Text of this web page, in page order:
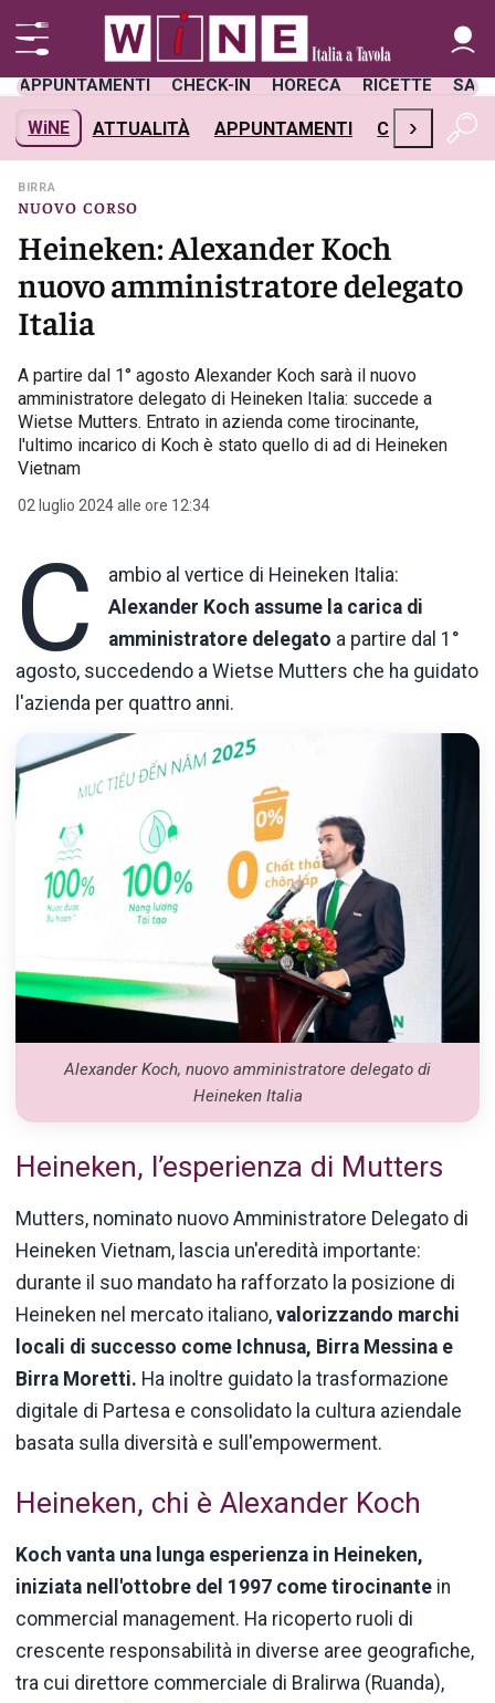
APPUNTAMENTI CHECK-IN HORECA RICETTE
WiNE ATTUALITÀ APPUNTAMENTI CHECK-IN
›
NUOVO CORSO
BIRRA
Heineken: Alexander Koch
nuovo amministratore delegato
Italia
A partire dal 1° agosto Alexander Koch sarà il nuovo
amministratore delegato di Heineken Italia: succede a
Wietse Mutters. Entrato in azienda come tirocinante,
l'ultimo incarico di Koch è stato quello di ad di Heineken
Vietnam
02 luglio 2024 alle ore 12:34
C
ambio al vertice di Heineken Italia:
Alexander Koch assume la carica di
amministratore delegato a partire dal 1°
agosto, succedendo a Wietse Mutters che ha guidato
l'azienda per quattro anni.
Alexander Koch, nuovo amministratore delegato di
Heineken Italia
Heineken, l’esperienza di Mutters
Mutters, nominato nuovo Amministratore Delegato di
Heineken Vietnam, lascia un'eredità importante:
durante il suo mandato ha rafforzato la posizione di
Heineken nel mercato italiano, valorizzando marchi
locali di successo come Ichnusa, Birra Messina e
Birra Moretti. Ha inoltre guidato la trasformazione
digitale di Partesa e consolidato la cultura aziendale
basata sulla diversità e sull'empowerment.
Heineken, chi è Alexander Koch
Koch vanta una lunga esperienza in Heineken,
iniziata nell'ottobre del 1997 come tirocinante in
commercial management. Ha ricoperto ruoli di
crescente responsabilità in diverse aree geografiche,
tra cui direttore commerciale di Bralirwa (Ruanda),